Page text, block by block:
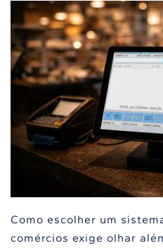
Como escolher um
comércios exige olhar